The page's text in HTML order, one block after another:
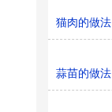
猫肉的做法
蒜苗的做法